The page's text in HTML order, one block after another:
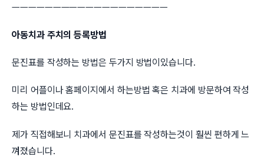
ㅡㅡㅡㅡㅡㅡㅡㅡㅡㅡㅡㅡㅡㅡㅡㅡㅡㅡㅡ
아동치과 주치의 등록방법
문진표를 작성하는 방법은 두가지 방법이있습니다.
미리 어플이나 홈페이지에서 하는방법 혹은 치과에 방문하여 작성
하는 방법인데요.
제가 직접해보니 치과에서 문진표를 작성하는것이 훨씬 편하게 느
껴졌습니다.